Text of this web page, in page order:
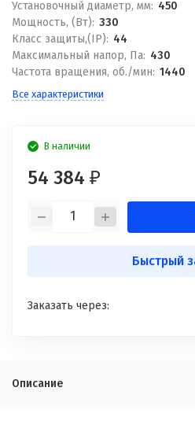
Установочный диаметр, мм: 450
Мощность, (Вт): 330
Класс защиты,(IP): 44
Максимальный напор, Па: 430
Частота вращения, об./мин: 1440
Все характеристики
В наличии
54 384 ₽
Быстрый
Заказать через:
Описание